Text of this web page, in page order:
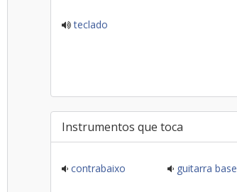
teclado
Instrumentos que toca
contrabaixo guitarra base